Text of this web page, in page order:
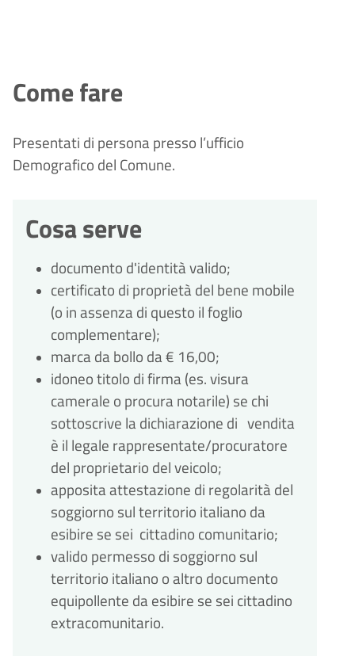
Come fare
Presentati di persona presso l’ufficio
Demografico del Comune.
Cosa serve
documento d'identità valido;
certificato di proprietà del bene mobile
(o in assenza di questo il foglio
complementare);
marca da bollo da € 16,00;
idoneo titolo di firma (es. visura
camerale o procura notarile) se chi
sottoscrive la dichiarazione di vendita
è il legale rappresentate/procuratore
del proprietario del veicolo;
apposita attestazione di regolarità del
soggiorno sul territorio italiano da
esibire se sei cittadino comunitario;
valido permesso di soggiorno sul
territorio italiano o altro documento
equipollente da esibire se sei cittadino
extracomunitario.